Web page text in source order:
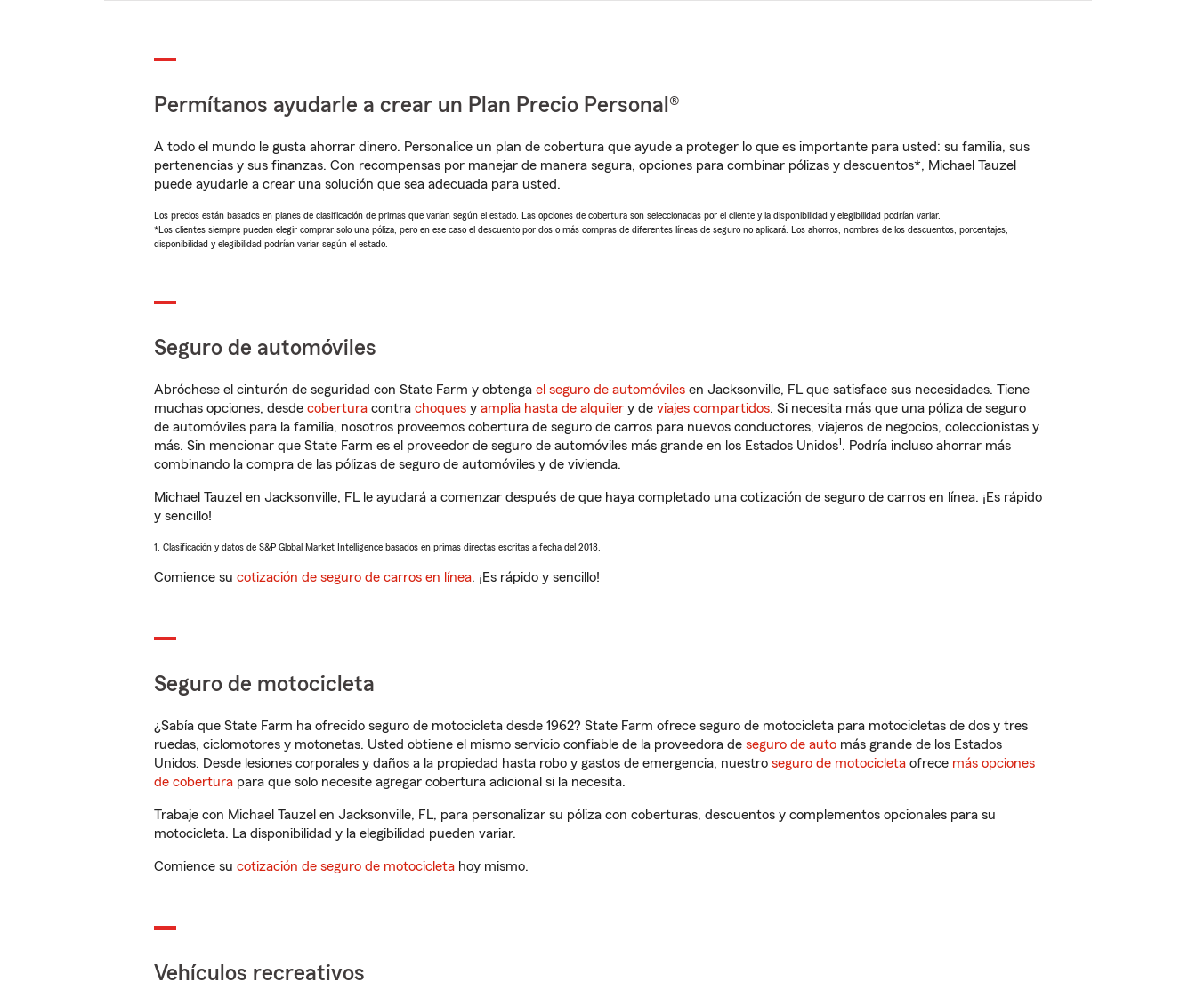
Permítanos ayudarle a crear un Plan Precio Personal®
A todo el mundo le gusta ahorrar dinero. Personalice un plan de cobertura que ayude a proteger lo que es importante para usted: su familia, sus
pertenencias y sus finanzas. Con recompensas por manejar de manera segura, opciones para combinar pólizas y descuentos*, Michael Tauzel
puede ayudarle a crear una solución que sea adecuada para usted.
Los precios están basados en planes de clasificación de primas que varían según el estado. Las opciones de cobertura son seleccionadas por el cliente y la disponibilidad y elegibilidad podrían variar.
*Los clientes siempre pueden elegir comprar solo una póliza, pero en ese caso el descuento por dos o más compras de diferentes líneas de seguro no aplicará. Los ahorros, nombres de los descuentos, porcentajes,
disponibilidad y elegibilidad podrían variar según el estado.
Seguro de automóviles
Abróchese el cinturón de seguridad con State Farm y obtenga el seguro de automóviles en Jacksonville, FL que satisface sus necesidades. Tiene
muchas opciones, desde cobertura contra choques y amplia hasta de alquiler y de viajes compartidos. Si necesita más que una póliza de seguro
de automóviles para la familia, nosotros proveemos cobertura de seguro de carros para nuevos conductores, viajeros de negocios, coleccionistas y
más. Sin mencionar que State Farm es el proveedor de seguro de automóviles más grande en los Estados Unidos1. Podría incluso ahorrar más
combinando la compra de las pólizas de seguro de automóviles y de vivienda.
Michael Tauzel en Jacksonville, FL le ayudará a comenzar después de que haya completado una cotización de seguro de carros en línea. ¡Es rápido
y sencillo!
1. Clasificación y datos de S&P Global Market Intelligence basados en primas directas escritas a fecha del 2018.
Comience su cotización de seguro de carros en línea. ¡Es rápido y sencillo!
Seguro de motocicleta
¿Sabía que State Farm ha ofrecido seguro de motocicleta desde 1962? State Farm ofrece seguro de motocicleta para motocicletas de dos y tres
ruedas, ciclomotores y motonetas. Usted obtiene el mismo servicio confiable de la proveedora de seguro de auto más grande de los Estados
Unidos. Desde lesiones corporales y daños a la propiedad hasta robo y gastos de emergencia, nuestro seguro de motocicleta ofrece más opciones
de cobertura para que solo necesite agregar cobertura adicional si la necesita.
Trabaje con Michael Tauzel en Jacksonville, FL, para personalizar su póliza con coberturas, descuentos y complementos opcionales para su
motocicleta. La disponibilidad y la elegibilidad pueden variar.
Comience su cotización de seguro de motocicleta hoy mismo.
Vehículos recreativos